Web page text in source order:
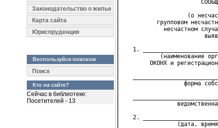
Законодательство о жилье
Карта сайта
Юриспруденция
Воспользуйся поиском
Поиск
Кто на сайте?
Сейчас в библиотеке:
Посетителей - 13
СООБЩЕНИЕ О
(о несчастном
групповом несчастном
несчастном случае со
выявленном
1.
(наименование
ОКОНХ и
форма
ведомственная
2.
(дата, время